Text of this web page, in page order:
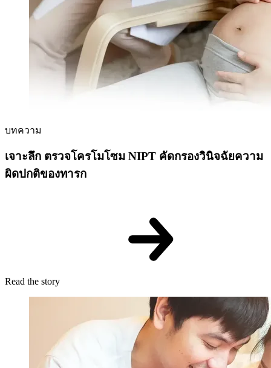
บทความ
เจาะลึก ตรวจโครโมโซม NIPT คัดกรองวินิจฉัยความ
ผิดปกติของทารก
Read the story